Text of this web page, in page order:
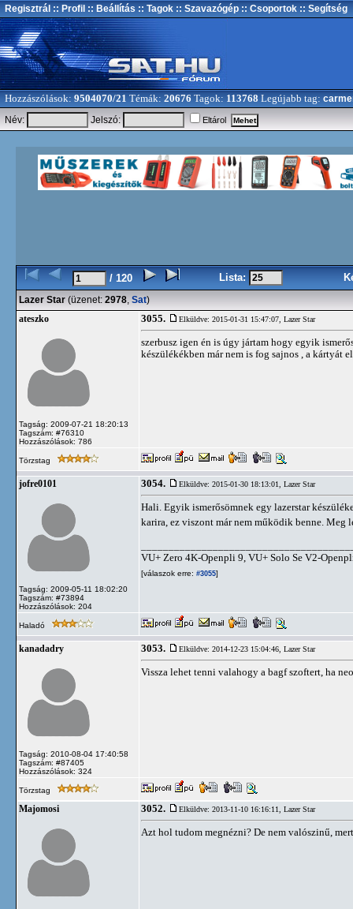
Regisztrál :: Profil :: Beállítás :: Tagok :: Szavazógép :: Csoportok :: Segítség
Hozzászólások: 9504070/21 Témák: 20676 Tagok: 113768 Legújabb tag:
Név:
Jelszó: Eltárol
/ 120 Lista:
Lazer Star (üzenet: 2978, Sat)
ateszko
Tagság: 2009-07-21 18:20:13
Tagszám: #76310
Hozzászólások: 786
3055. Elküldve: 2015-01-31 15:47:07, Lazer Star
szerbusz igen én is úgy jártam hogy egyik
készülékékben már nem is fog sajnos , a kártyát
Törzstag
jofre0101
Tagság: 2009-05-11 18:02:20
Tagszám: #73894
Hozzászólások: 204
3054. Elküldve: 2015-01-30 18:13:01, Lazer Star
Hali. Egyik ismerősömnek egy lazerstar
karira, ez viszont már nem működik benne.
VU+ Zero 4K-Openpli 9, VU+ Solo Se V2-
[válaszok erre: #3055]
Haladó
kanadadry
Tagság: 2010-08-04 17:40:58
Tagszám: #87405
Hozzászólások: 324
3053. Elküldve: 2014-12-23 15:04:46, Lazer Star
Vissza lehet tenni valahogy a bagf szoftert, ha
Törzstag
Majomosi 3052. Elküldve: 2013-11-10 16:16:11, Lazer Star
Azt hol tudom megnézni? De nem valószinű,